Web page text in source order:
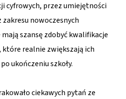
cyfrowych, przez umiejętności
nowoczesnych
szansę zdobyć kwalifikacje
które realnie zwiększają ich
ukończeniu szkoły.
ciekawych pytań ze